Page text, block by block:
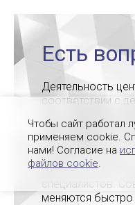
Есть
Деятельность
соответствии с
Федерации. На
программы
актуальны для
специалистов.
меняются
Чтобы сайт работал
применяем cookie.
нами! Согласие на
файлов cookie.